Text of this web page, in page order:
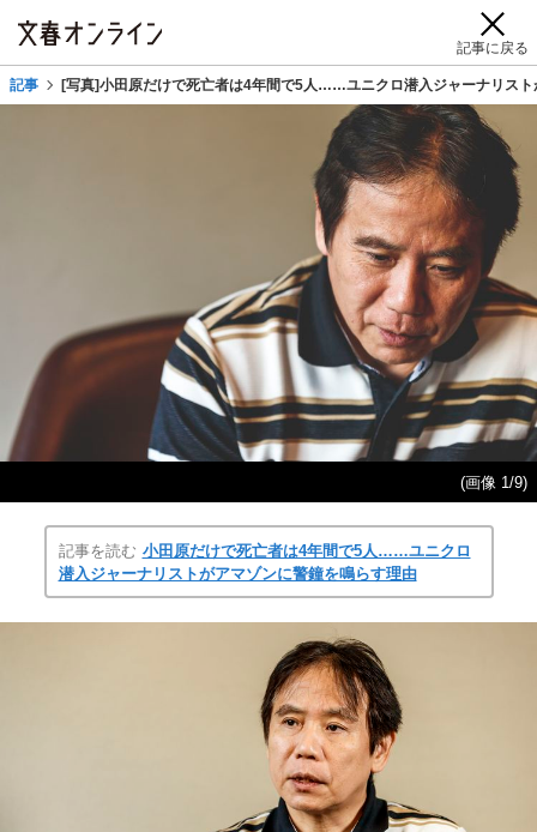
記事に戻る
記事 [写真]小田原だけで死亡者は4年間で5人……ユニクロ潜入ジャーナリスト
(画像 1/9)
記事を読む 小田原だけで死亡者は4年間で5人……ユニクロ
潜入ジャーナリストがアマゾンに警鐘を鳴らす理由